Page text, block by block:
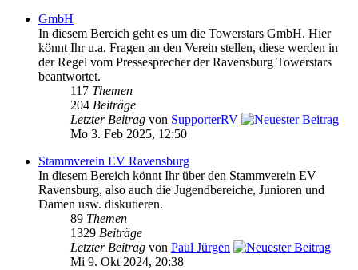
GmbH
In diesem Bereich geht es um die Towerstars GmbH. Hier
könnt Ihr u.a. Fragen an den Verein stellen, diese werden in
der Regel vom Pressesprecher der Ravensburg Towerstars
beantwortet.
117 Themen
204 Beiträge
Letzter Beitrag von SupporterRV
Mo 3. Feb 2025, 12:50
Stammverein EV Ravensburg
In diesem Bereich könnt Ihr über den Stammverein EV
Ravensburg, also auch die Jugendbereiche, Junioren und
Damen usw. diskutieren.
89 Themen
1329 Beiträge
Letzter Beitrag von Paul Jürgen
Mi 9. Okt 2024, 20:38